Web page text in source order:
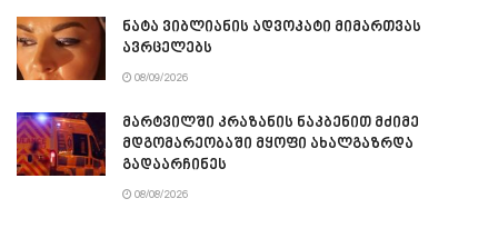
ნატა ვიბლიანის ადვოკატი მიმართვას
ავრცელებს
08/09/2026
მარტვილში კრაზანის ნაკბენით მძიმე
მდგომარეობაში მყოფი ახალგაზრდა
გადაარჩინეს
08/08/2026